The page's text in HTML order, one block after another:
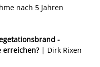
nach 5 Jahren
-
erreichen? | Dirk Rixen